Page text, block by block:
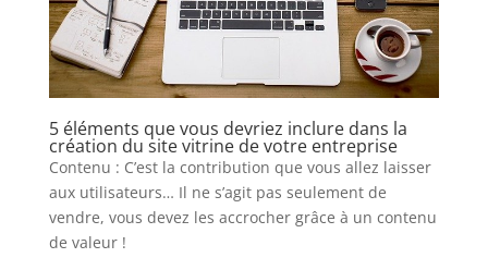
5 éléments que vous devriez inclure dans la
création du site vitrine de votre entreprise
Contenu : C’est la contribution que vous allez laisser
aux utilisateurs… Il ne s’agit pas seulement de
vendre, vous devez les accrocher grâce à un contenu
de valeur !